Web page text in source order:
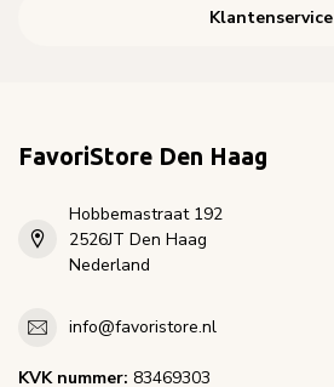
Klantenservice
FavoriStore Den Haag
Hobbemastraat 192
2526JT Den Haag
Nederland
info@favoristore.nl
KVK nummer: 83469303